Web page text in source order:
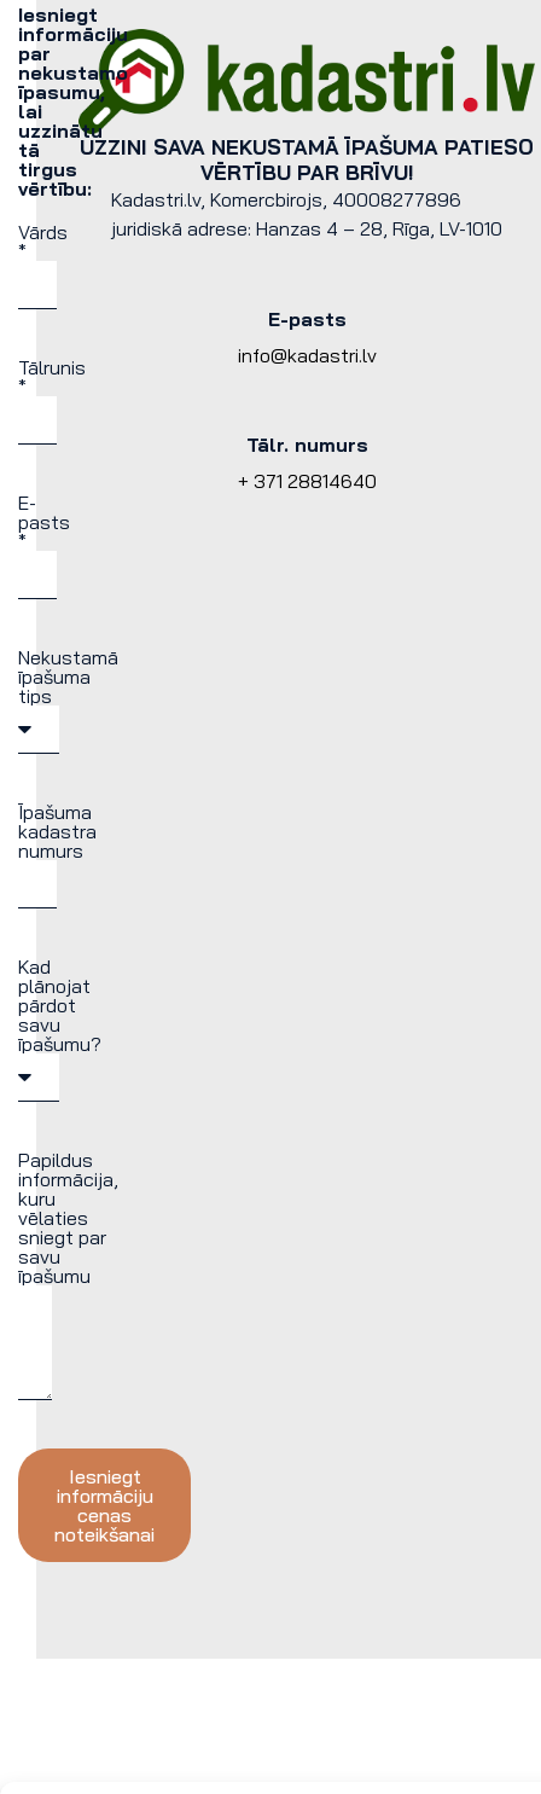
UZZINI SAVA NEKUSTAMĀ ĪPAŠUMA PATIESO
VĒRTĪBU PAR BRĪVU!
Kadastri.lv, Komercbirojs, 40008277896
juridiskā adrese: Hanzas 4 – 28, Rīga, LV-1010
E-pasts
info@kadastri.lv
Tālr. numurs
+ 371 28814640
Iesniegt
informāciju
par
nekustamo
īpasumu,
lai
uzzinātu
tā
tirgus
vērtību:
Vārds
*
Tālrunis
*
E-
pasts
*
Nekustamā
īpašuma
tips
Īpašuma
kadastra
numurs
Kad
plānojat
pārdot
savu
īpašumu?
Papildus
informācija,
kuru
vēlaties
sniegt par
savu
īpašumu
Iesniegt
informāciju
cenas
noteikšanai